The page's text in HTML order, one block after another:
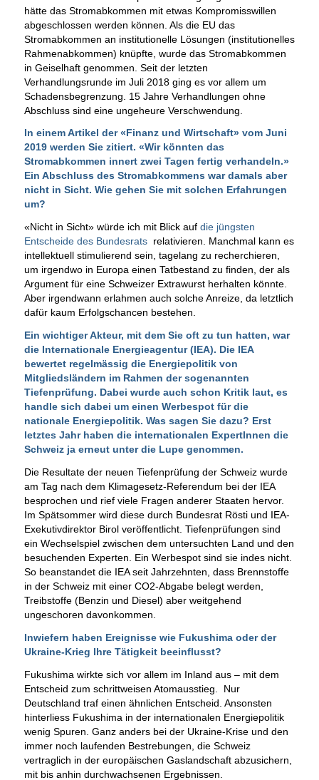
hätte das Stromabkommen mit etwas Kompromisswillen
abgeschlossen werden können. Als die EU das
Stromabkommen an institutionelle Lösungen (institutionelles
Rahmenabkommen) knüpfte, wurde das Stromabkommen
in Geiselhaft genommen. Seit der letzten
Verhandlungsrunde im Juli 2018 ging es vor allem um
Schadensbegrenzung. 15 Jahre Verhandlungen ohne
Abschluss sind eine ungeheure Verschwendung.
In einem Artikel der «Finanz und Wirtschaft» vom Juni
2019 werden Sie zitiert. «Wir könnten das
Stromabkommen innert zwei Tagen fertig verhandeln.»
Ein Abschluss des Stromabkommens war damals aber
nicht in Sicht. Wie gehen Sie mit solchen Erfahrungen
um?
«Nicht in Sicht» würde ich mit Blick auf die jüngsten
Entscheide des Bundesratsrelativieren. Manchmal kann es
intellektuell stimulierend sein, tagelang zu recherchieren,
um irgendwo in Europa einen Tatbestand zu finden, der als
Argument für eine Schweizer Extrawurst herhalten könnte.
Aber irgendwann erlahmen auch solche Anreize, da letztlich
dafür kaum Erfolgschancen bestehen.
Ein wichtiger Akteur, mit dem Sie oft zu tun hatten, war
die Internationale Energieagentur (IEA). Die IEA
bewertet regelmässig die Energiepolitik von
Mitgliedsländern im Rahmen der sogenannten
Tiefenprüfung. Dabei wurde auch schon Kritik laut, es
handle sich dabei um einen Werbespot für die
nationale Energiepolitik. Was sagen Sie dazu? Erst
letztes Jahr haben die internationalen ExpertInnen die
Schweiz ja erneut unter die Lupe genommen.
Die Resultate der neuen Tiefenprüfung der Schweiz wurde
am Tag nach dem Klimagesetz-Referendum bei der IEA
besprochen und rief viele Fragen anderer Staaten hervor.
Im Spätsommer wird diese durch Bundesrat Rösti und IEA-
Exekutivdirektor Birol veröffentlicht. Tiefenprüfungen sind
ein Wechselspiel zwischen dem untersuchten Land und den
besuchenden Experten. Ein Werbespot sind sie indes nicht.
So beanstandet die IEA seit Jahrzehnten, dass Brennstoffe
in der Schweiz mit einer CO2-Abgabe belegt werden,
Treibstoffe (Benzin und Diesel) aber weitgehend
ungeschoren davonkommen.
Inwiefern haben Ereignisse wie Fukushima oder der
Ukraine-Krieg Ihre Tätigkeit beeinflusst?
Fukushima wirkte sich vor allem im Inland aus – mit dem
Entscheid zum schrittweisen Atomausstieg. Nur
Deutschland traf einen ähnlichen Entscheid. Ansonsten
hinterliess Fukushima in der internationalen Energiepolitik
wenig Spuren. Ganz anders bei der Ukraine-Krise und den
immer noch laufenden Bestrebungen, die Schweiz
vertraglich in der europäischen Gaslandschaft abzusichern,
mit bis anhin durchwachsenen Ergebnissen.